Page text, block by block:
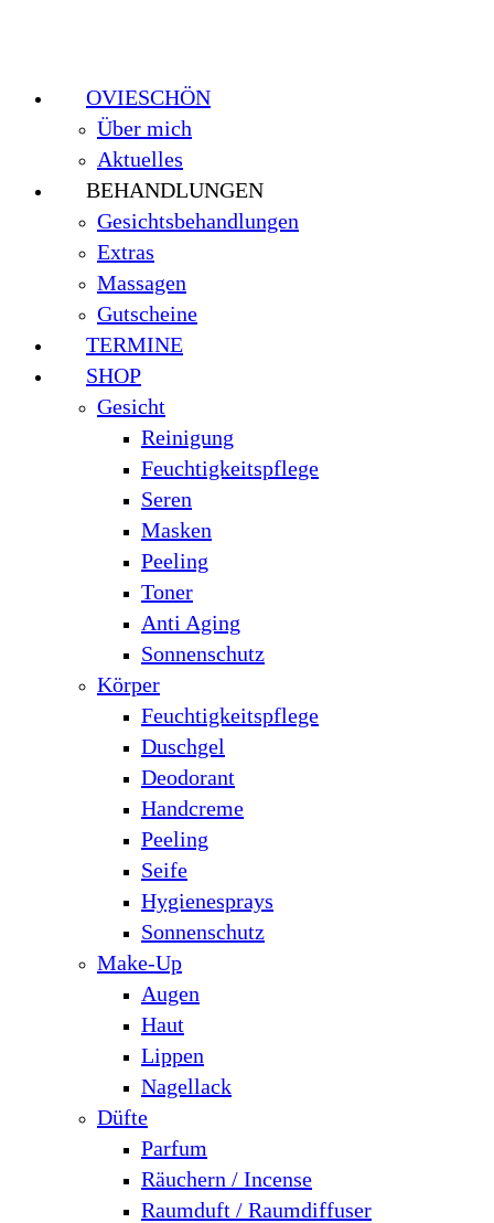
OVIESCHÖN
Über mich
Aktuelles
BEHANDLUNGEN
Gesichtsbehandlungen
Extras
Massagen
Gutscheine
TERMINE
SHOP
Gesicht
Reinigung
Feuchtigkeitspflege
Seren
Masken
Peeling
Toner
Anti Aging
Sonnenschutz
Körper
Feuchtigkeitspflege
Duschgel
Deodorant
Handcreme
Peeling
Seife
Hygienesprays
Sonnenschutz
Make-Up
Augen
Haut
Lippen
Nagellack
Düfte
Parfum
Räuchern / Incense
Raumduft / Raumdiffuser